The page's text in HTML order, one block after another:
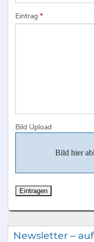
Eintrag *
Bild Upload
Bild hier
Newsletter –